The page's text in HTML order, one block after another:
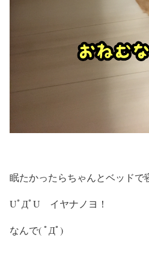
眠たかったらちゃんとベッドで
UﾟДﾟU イヤナノヨ！
なんで( ﾟДﾟ)